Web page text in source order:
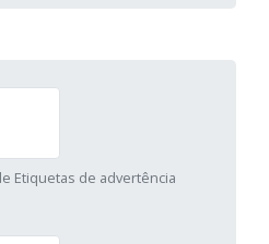
Etiquetas de advertência